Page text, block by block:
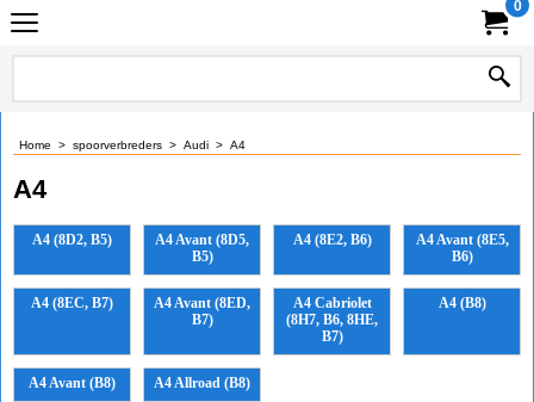
0
Home > spoorverbreders > Audi > A4
A4
A4 (8D2, B5)
A4 Avant (8D5,
B5)
A4 (8E2, B6)
A4 Avant (8E5,
B6)
A4 (8EC, B7)
A4 Avant (8ED,
B7)
A4 Cabriolet
(8H7, B6, 8HE,
B7)
A4 (B8)
A4 Avant (B8) A4 Allroad (B8)